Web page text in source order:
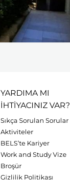
YARDIMA MI
IHTIYACINIZ VAR?
Sıkça Sorulan Sorular
Aktiviteler
BELS’te Kariyer
Work and Study Vize
Broşür
Gizlilik Politikası